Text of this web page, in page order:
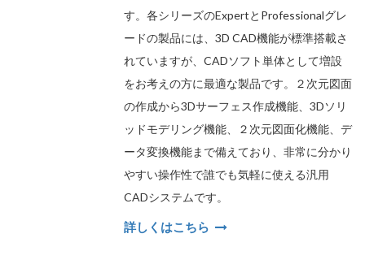
す。各シリーズのExpertとProfessionalグレ
ードの製品には、3D CAD機能が標準搭載さ
れていますが、CADソフト単体として増設
をお考えの方に最適な製品です。２次元図面
の作成から3Dサーフェス作成機能、3Dソリ
ッドモデリング機能、２次元図面化機能、デ
ータ変換機能まで備えており、非常に分かり
やすい操作性で誰でも気軽に使える汎用
CADシステムです。
詳しくはこちら